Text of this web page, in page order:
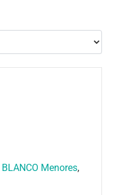
BLANCO Menores,